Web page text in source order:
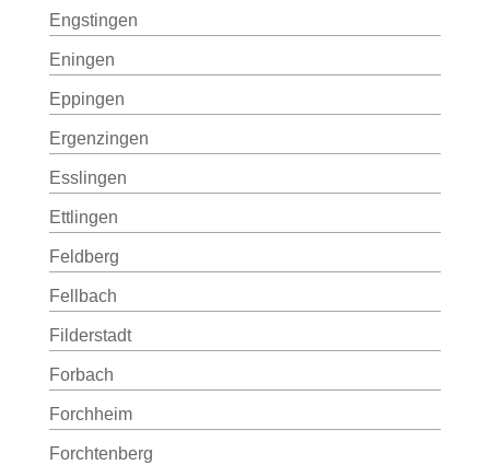
Engstingen
Eningen
Eppingen
Ergenzingen
Esslingen
Ettlingen
Feldberg
Fellbach
Filderstadt
Forbach
Forchheim
Forchtenberg